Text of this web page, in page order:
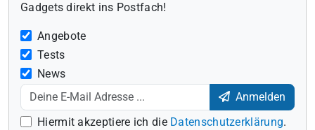
Gadgets direkt ins Postfach!
Angebote
Tests
News
Anmelden
Hiermit akzeptiere ich die Datenschutzerklärung.